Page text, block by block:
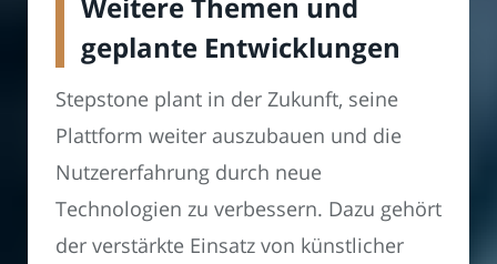
Weitere Themen und
geplante Entwicklungen
Stepstone plant in der Zukunft, seine
Plattform weiter auszubauen und die
Nutzererfahrung durch neue
Technologien zu verbessern. Dazu gehört
der verstärkte Einsatz von künstlicher